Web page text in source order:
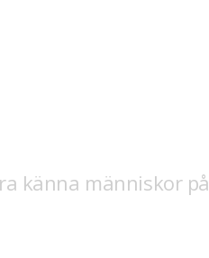
känna människor på